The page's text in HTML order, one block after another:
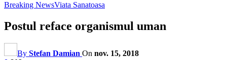
Breaking NewsViata Sanatoasa
Postul reface organismul uman
By Stefan Damian On nov. 15, 2018